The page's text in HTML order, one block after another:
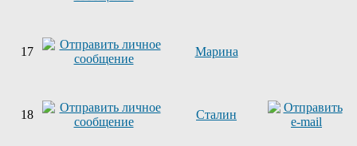
17 Марина
18 Сталин